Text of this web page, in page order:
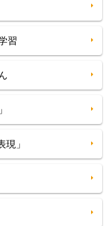
習
」